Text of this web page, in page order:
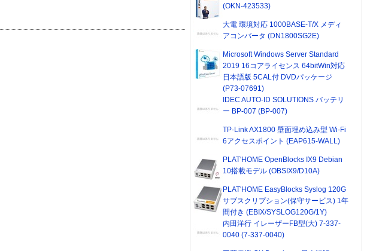
(OKN-423533)
大電 環境対応 1000BASE-T/X メディ
アコンバータ (DN1800SG2E)
Microsoft Windows Server Standard
2019 16コアライセンス 64bitWin対応
日本語版 5CAL付 DVDパッケージ
(P73-07691)
IDEC AUTO-ID SOLUTIONS バッテリ
ー BP-007 (BP-007)
TP-Link AX1800 壁面埋め込み型 Wi-Fi
6アクセスポイント (EAP615-WALL)
PLAT'HOME OpenBlocks IX9 Debian
10搭載モデル (OBSIX9/D10A)
PLAT'HOME EasyBlocks Syslog 120G
サブスクリプション(保守サービス) 1年
間付き (EBIX/SYSLOG120G/1Y)
内田洋行 イレーザーFB型(大) 7-337-
0040 (7-337-0040)